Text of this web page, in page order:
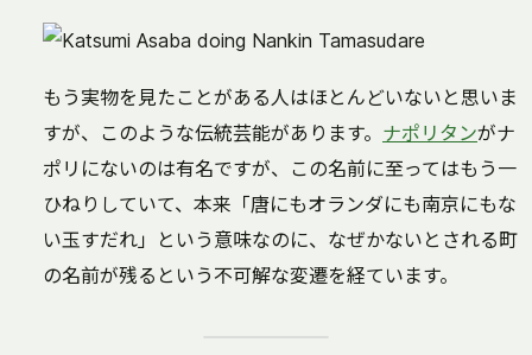
もう実物を見たことがある人はほとんどいないと思いま
すが、このような伝統芸能があります。 ナポリタンがナ
ポリにないのは有名ですが、この名前に至ってはもう一
ひねりしていて、本来「唐にもオランダにも南京にもな
い玉すだれ」という意味なのに、なぜかないとされる町
の名前が残るという不可解な変遷を経ています。